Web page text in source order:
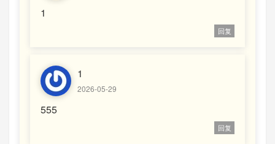
1
回复
1
2026-05-29
555
回复